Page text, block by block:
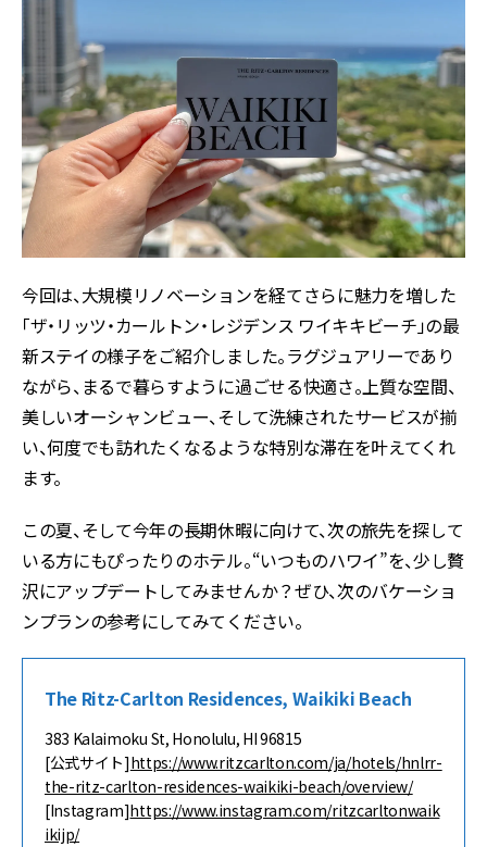
今回は、大規模リノベーションを経てさらに魅力を増した
「ザ・リッツ・カールトン・レジデンス ワイキキビーチ」の最
新ステイの様子をご紹介しました。ラグジュアリーであり
ながら、まるで暮らすように過ごせる快適さ。上質な空間、
美しいオーシャンビュー、そして洗練されたサービスが揃
い、何度でも訪れたくなるような特別な滞在を叶えてくれ
ます。
この夏、そして今年の長期休暇に向けて、次の旅先を探して
いる方にもぴったりのホテル。“いつものハワイ”を、少し贅
沢にアップデートしてみませんか？ぜひ、次のバケーショ
ンプランの参考にしてみてください。
The Ritz-Carlton Residences, Waikiki Beach
383 Kalaimoku St, Honolulu, HI 96815
[公式サイト]https://www.ritzcarlton.com/ja/hotels/hnlrr-
the-ritz-carlton-residences-waikiki-beach/overview/
[Instagram]https://www.instagram.com/ritzcarltonwaik
ikijp/